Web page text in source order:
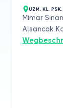
UZM. KL.
Mimar
Alsancak